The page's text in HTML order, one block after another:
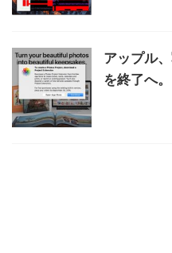
アップル
を終了へ。